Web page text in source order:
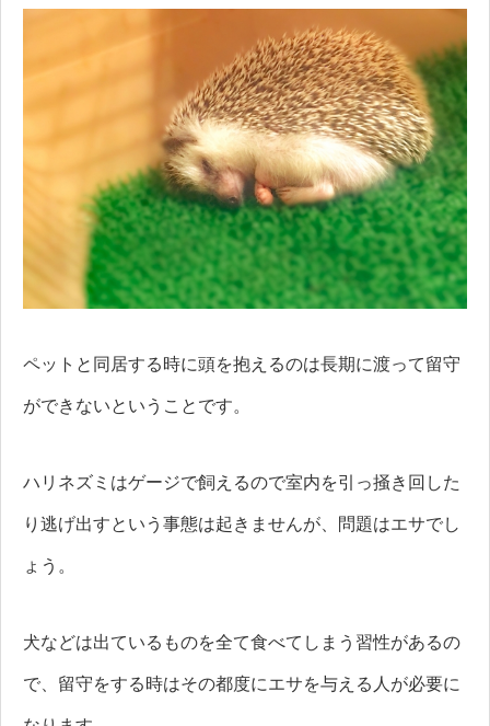
ペットと同居する時に頭を抱えるのは長期に渡って留守
ができないということです。
ハリネズミはゲージで飼えるので室内を引っ掻き回した
り逃げ出すという事態は起きませんが、問題はエサでし
ょう。
犬などは出ているものを全て食べてしまう習性があるの
で、留守をする時はその都度にエサを与える人が必要に